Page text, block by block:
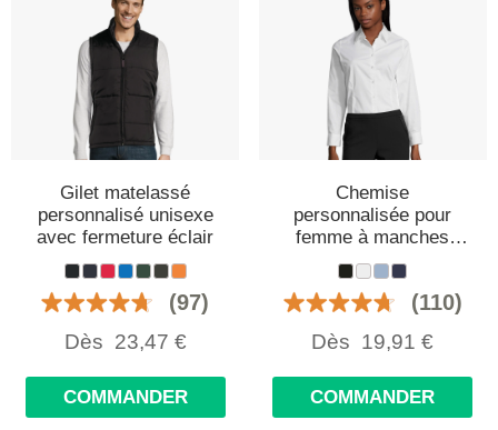
Gilet matelassé
personnalisé unisexe
avec fermeture éclair
(97)
Dès 23,47 €
COMMANDER
Chemise
personnalisée pour
femme à manches
longues
(110)
Dès 19,91 €
COMMANDER